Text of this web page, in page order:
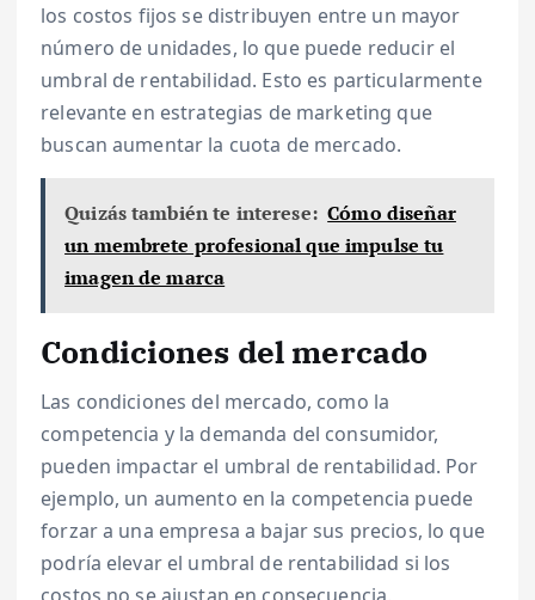
los costos fijos se distribuyen entre un mayor
número de unidades, lo que puede reducir el
umbral de rentabilidad. Esto es particularmente
relevante en estrategias de marketing que
buscan aumentar la cuota de mercado.
Quizás también te interese: Cómo diseñar
un membrete profesional que impulse tu
imagen de marca
Condiciones del mercado
Las condiciones del mercado, como la
competencia y la demanda del consumidor,
pueden impactar el umbral de rentabilidad. Por
ejemplo, un aumento en la competencia puede
forzar a una empresa a bajar sus precios, lo que
podría elevar el umbral de rentabilidad si los